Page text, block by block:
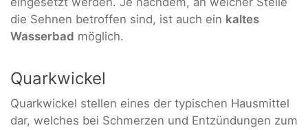
die Sehnen betroffen sind, ist auch ein kaltes
Wasserbad möglich.
Quarkwickel
Quarkwickel stellen eines der typischen Hausmittel
dar, welches bei Schmerzen und Entzündungen zum